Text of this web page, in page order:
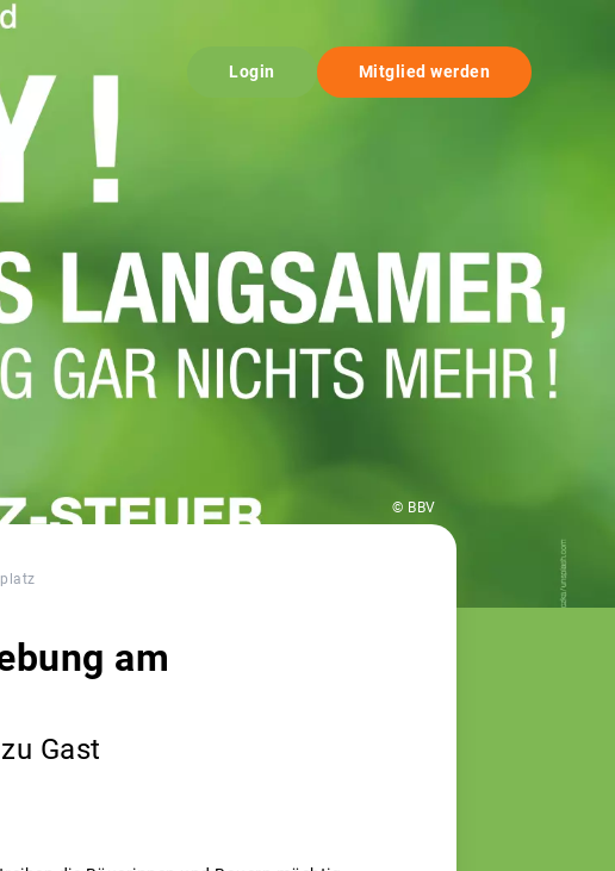
Login Mitglied werden
© BBV
am
Gast